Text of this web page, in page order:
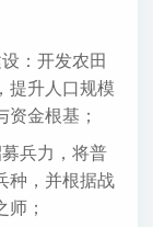
：开发农田
提升人口规模
金根基；
兵力，将普
种，并根据战
；